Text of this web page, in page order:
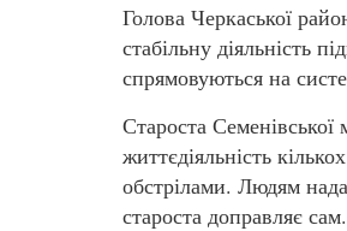
Голова Черкаської
стабільну діяльність
спрямовуються на
Староста Семенівської
життєдіяльність
обстрілами. Людям
староста доправляє